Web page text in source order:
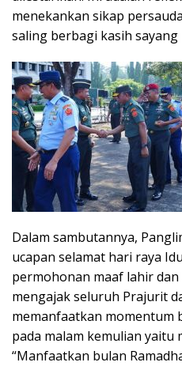
menekankan sikap
saling berbagi kasih sayang
Dalam sambutannya,
ucapan selamat hari raya
permohonan maaf lahir
mengajak seluruh Prajurit
memanfaatkan momentum
pada malam kemulian yaitu
“Manfaatkan bulan